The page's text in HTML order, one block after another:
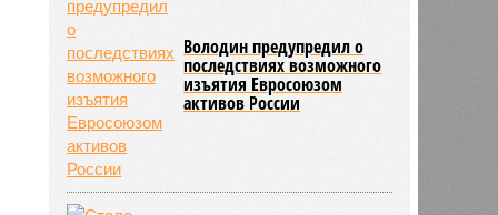
Володин предупредил о
последствиях возможного
изъятия Евросоюзом
активов России